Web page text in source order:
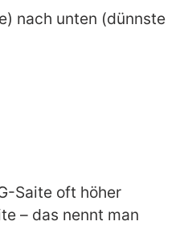
nach unten (dünnste
Saite oft höher
– das nennt man